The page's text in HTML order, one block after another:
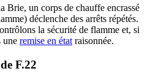
Brie, un corps de chauffe encrassé
déclenche des arrêts répétés.
la sécurité de flamme et, si
une remise en étatraisonnée.
F.22